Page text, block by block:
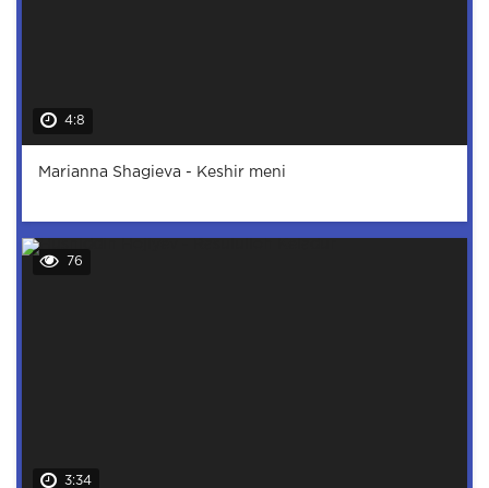
4:8
Marianna Shagieva - Keshir meni
76
3:34